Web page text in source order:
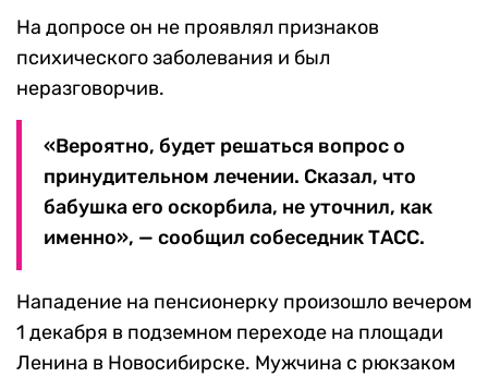
На допросе он не проявлял признаков
психического заболевания и был
неразговорчив.
«Вероятно, будет решаться вопрос о
принудительном лечении. Сказал, что
бабушка его оскорбила, не уточнил, как
именно», — сообщил собеседник ТАСС.
Нападение на пенсионерку произошло вечером
1 декабря в подземном переходе на площади
Ленина в Новосибирске. Мужчина с рюкзаком